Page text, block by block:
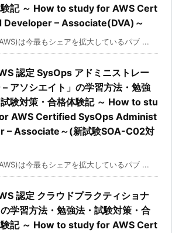
記 ～ How to study for AWS Cert
Developer – Associate(DVA)～
は今最もシェアを拡大しているパブ ...
認定 SysOps アドミニストレー
– アソシエイト」の学習方法・勉強
験対策・合格体験記 ～ How to stu
AWS Certified SysOps Administ
– Associate～(新試験SOA-C02対
は今最もシェアを拡大しているパブ ...
認定 クラウドプラクティショナ
学習方法・勉強法・試験対策・合
記 ～ How to study for AWS Cert